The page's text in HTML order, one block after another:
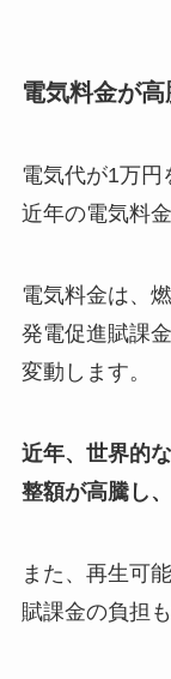
電気料金が
電気代が1万円
近年の電気料
電気料金は、
発電促進賦課
変動します。
近年、世界的
整額が高騰し
また、再生可
賦課金の負担